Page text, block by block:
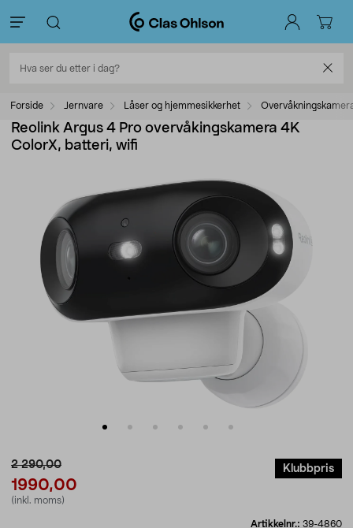
Forside Jernvare Låser og hjemmesikkerhet
Reolink Argus 4 Pro overvåkingskamera 4K
ColorX, batteri, wifi
2 290,00
1990,00
(inkl. moms)
Klubbpris
Artikkelnr.: 39-4860